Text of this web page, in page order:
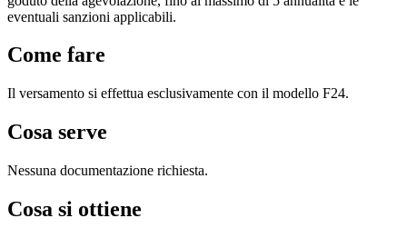
eventuali sanzioni applicabili.
Come fare
Il versamento si effettua esclusivamente con il modello F24.
Cosa serve
Nessuna documentazione richiesta.
Cosa si ottiene